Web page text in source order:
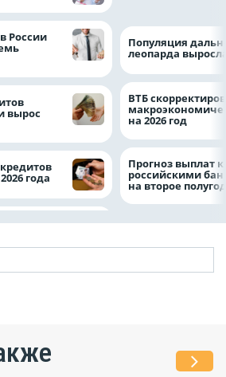
России
вырос
года
Популяция
леопарда
ВТБ
на 2026 год
Прогноз выплат
российскими
на второе